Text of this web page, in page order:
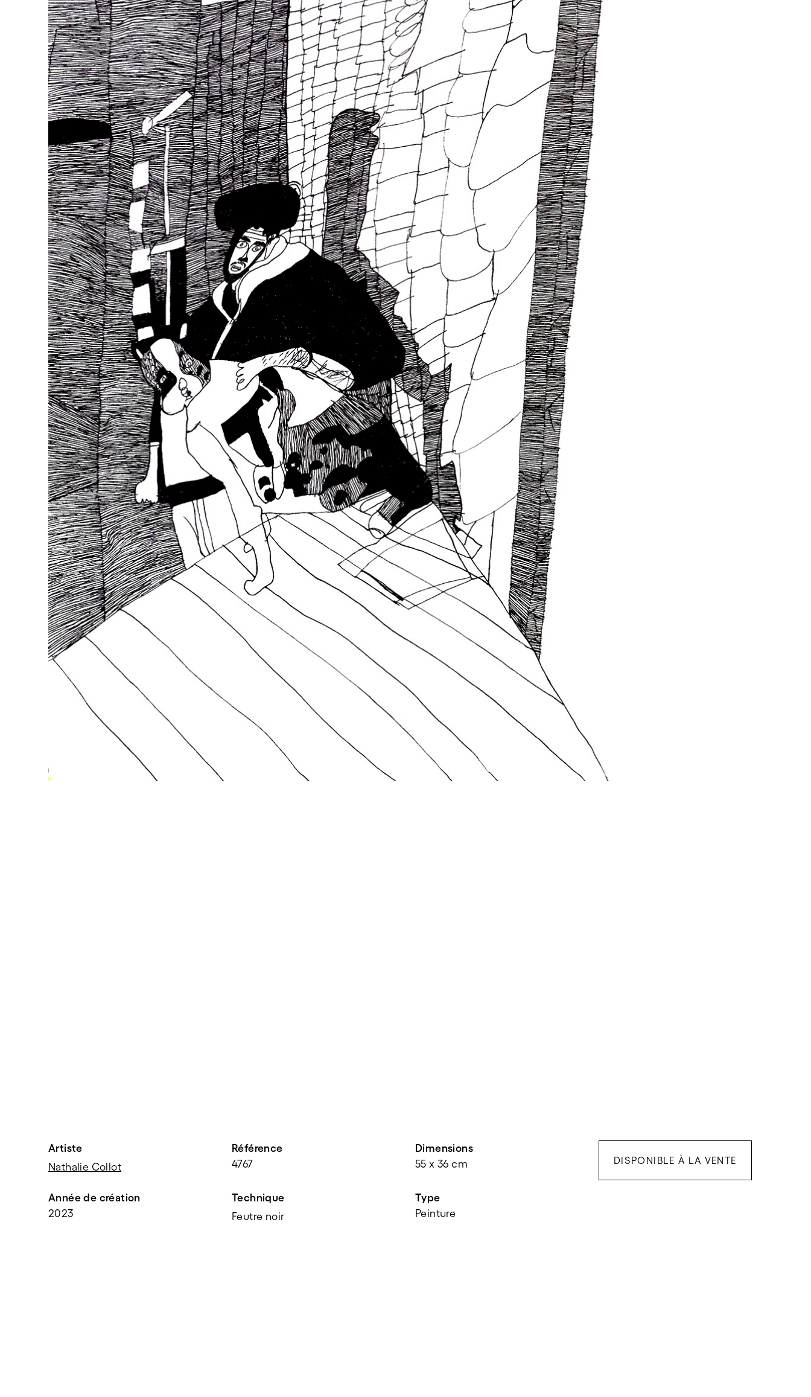
Artiste
Nathalie Collot
Référence
4767
Dimensions
55 x 36 cm
Année de création
2023
Technique
Feutre noir
Type
Peinture
DISPONIBLE À LA VENTE